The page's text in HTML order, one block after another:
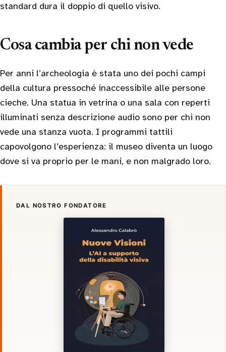
standard dura il doppio di quello visivo.
Cosa cambia per chi non vede
Per anni l’archeologia è stata uno dei pochi campi
della cultura pressoché inaccessibile alle persone
cieche. Una statua in vetrina o una sala con reperti
illuminati senza descrizione audio sono per chi non
vede una stanza vuota. I programmi tattili
capovolgono l’esperienza: il museo diventa un luogo
dove si va proprio per le mani, e non malgrado loro.
DAL NOSTRO FONDATORE